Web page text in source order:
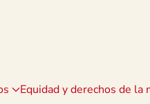
Equidad y derechos de la